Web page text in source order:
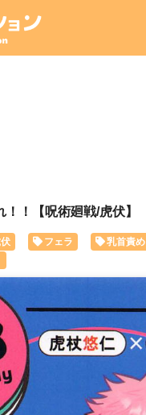
！【呪術廻戦/虎伏】
フェラ 乳首責め